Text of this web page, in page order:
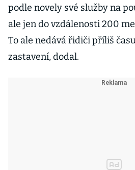
podle novely své služby na
ale jen do vzdálenosti 200
To ale nedává řidiči příliš
zastavení, dodal.